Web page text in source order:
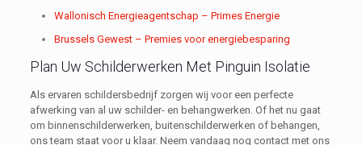
Wallonisch Energieagentschap – Primes Energie
Brussels Gewest – Premies voor energiebesparing
Plan Uw Schilderwerken Met Pinguin Isolatie
Als ervaren schildersbedrijf zorgen wij voor een perfecte
afwerking van al uw schilder- en behangwerken. Of het nu gaat
om binnenschilderwerken, buitenschilderwerken of behangen,
ons team staat voor u klaar. Neem vandaag nog contact met ons